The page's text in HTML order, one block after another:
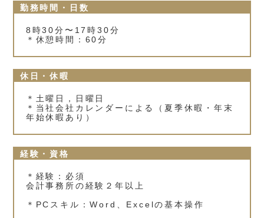
勤務時間・日数
8時30分〜17時30分
＊休憩時間：60分
休日・休暇
＊土曜日，日曜日
＊当社会社カレンダーによる（夏季休暇・年末
年始休暇あり）
経験・資格
＊経験：必須
会計事務所の経験２年以上
＊PCスキル：Word、Excelの基本操作